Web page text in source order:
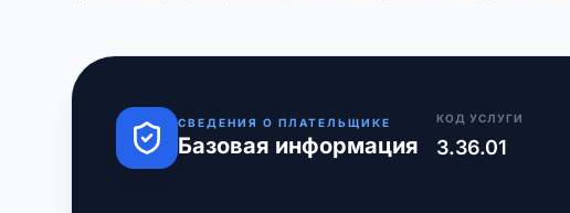
СВЕДЕНИЯ О ПЛАТЕЛЬЩИКЕ
Базовая информация
КОД УСЛУГИ
3.36.01